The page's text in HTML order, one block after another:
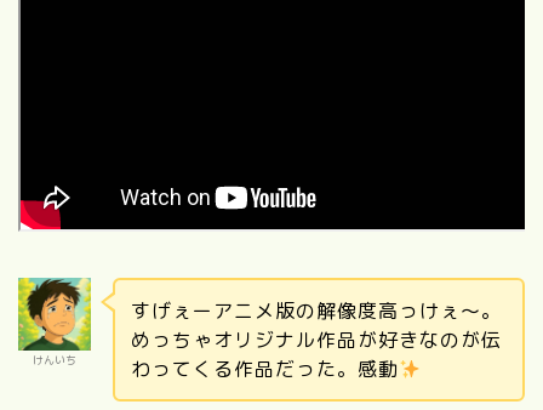
けんいち
すげぇーアニメ版の解像度高っけぇ～。
めっちゃオリジナル作品が好きなのが伝
わってくる作品だった。感動